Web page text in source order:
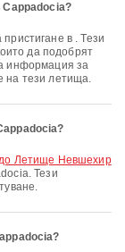
Cappadocia?
в . Тези
да подобрят
информация за
на тези летища.
до Летище Невшехир
Тези